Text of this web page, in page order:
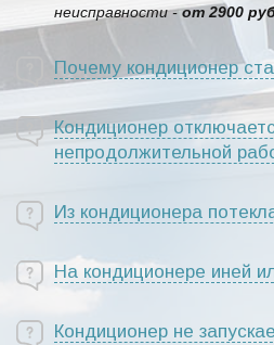
неисправности -от 2900
Почему кондиционер
Кондиционер
непродолжительной
Из кондиционера
На кондиционере иней
Кондиционер не